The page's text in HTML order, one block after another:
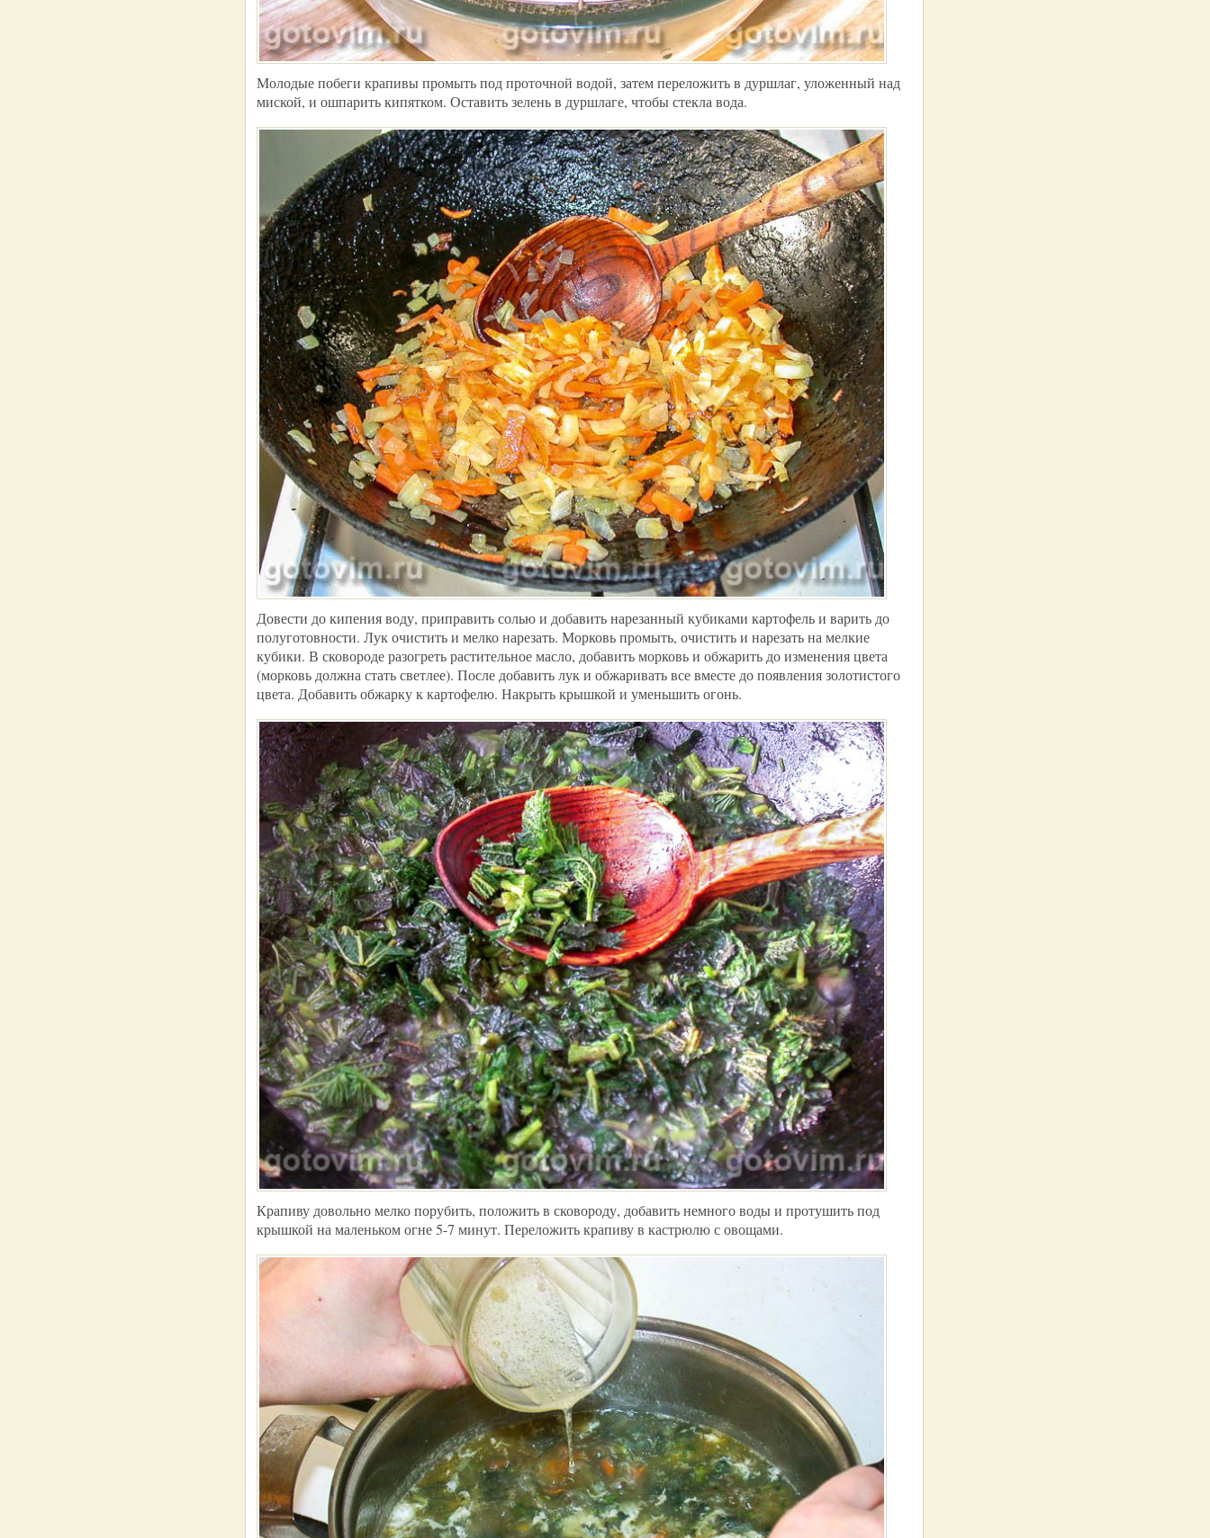
Молодые побеги крапивы промыть под проточной водой, затем переложить в дуршлаг, уложенный над
миской, и ошпарить кипятком. Оставить зелень в дуршлаге, чтобы стекла вода.
Довести до кипения воду, приправить солью и добавить нарезанный кубиками картофель и варить до
полуготовности. Лук очистить и мелко нарезать. Морковь промыть, очистить и нарезать на мелкие
кубики. В сковороде разогреть растительное масло, добавить морковь и обжарить до изменения цвета
(морковь должна стать светлее). После добавить лук и обжаривать все вместе до появления золотистого
цвета. Добавить обжарку к картофелю. Накрыть крышкой и уменьшить огонь.
Крапиву довольно мелко порубить, положить в сковороду, добавить немного воды и протушить под
крышкой на маленьком огне 5-7 минут. Переложить крапиву в кастрюлю с овощами.